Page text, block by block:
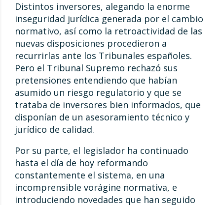
Distintos inversores, alegando la enorme
inseguridad jurídica generada por el cambio
normativo, así como la retroactividad de las
nuevas disposiciones procedieron a
recurrirlas ante los Tribunales españoles.
Pero el Tribunal Supremo rechazó sus
pretensiones entendiendo que habían
asumido un riesgo regulatorio y que se
trataba de inversores bien informados, que
disponían de un asesoramiento técnico y
jurídico de calidad.
Por su parte, el legislador ha continuado
hasta el día de hoy reformando
constantemente el sistema, en una
incomprensible vorágine normativa, e
introduciendo novedades que han seguido